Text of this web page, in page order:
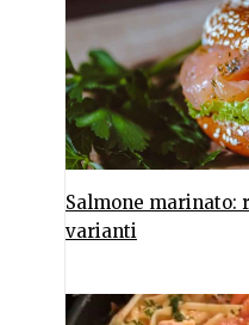
Salmone marinato:
varianti